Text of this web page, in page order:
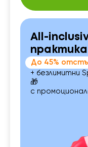
All-
До 45%
+ безлимитни
🎁
с